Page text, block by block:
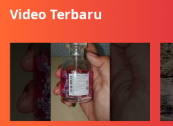
Video Terbaru